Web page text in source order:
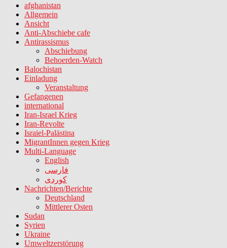
afghanistan
Allgemein
Ansicht
Anti-Abschiebe cafe
Antirassismus
Abschiebung
Behoerden-Watch
Balochistan
Einladung
Veranstaltung
Gefangenen
international
Iran-Israel Krieg
Iran-Revolte
Israiel-Palästina
MigrantInnen gegen Krieg
Multi-Language
English
فارسی
کوردی
Nachrichten/Berichte
Deutschland
Mittlerer Osten
Sudan
Syrien
Ukraine
Umweltzerstörung